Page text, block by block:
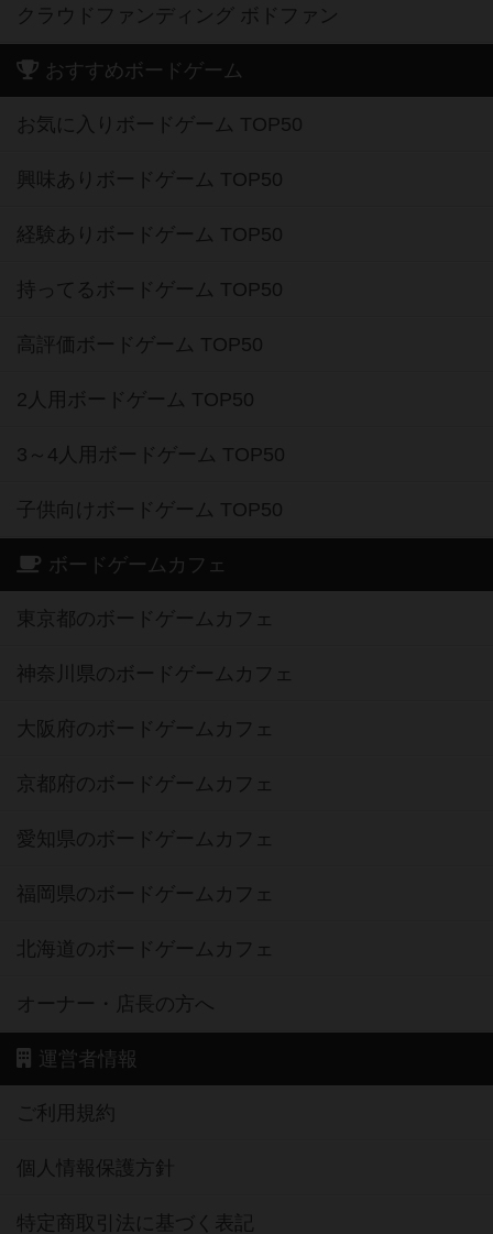
クラウドファンディング ボドファン
おすすめボードゲーム
お気に入りボードゲーム TOP50
興味ありボードゲーム TOP50
経験ありボードゲーム TOP50
持ってるボードゲーム TOP50
高評価ボードゲーム TOP50
2人用ボードゲーム TOP50
3～4人用ボードゲーム TOP50
子供向けボードゲーム TOP50
ボードゲームカフェ
東京都のボードゲームカフェ
神奈川県のボードゲームカフェ
大阪府のボードゲームカフェ
京都府のボードゲームカフェ
愛知県のボードゲームカフェ
福岡県のボードゲームカフェ
北海道のボードゲームカフェ
オーナー・店長の方へ
運営者情報
ご利用規約
個人情報保護方針
特定商取引法に基づく表記